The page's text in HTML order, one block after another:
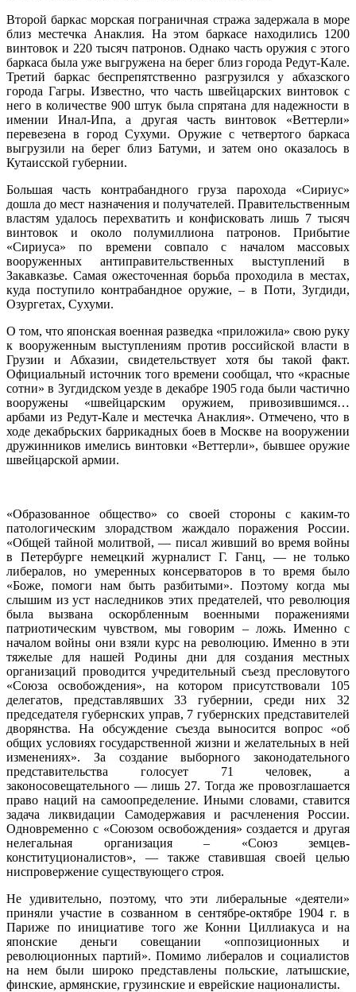
Второй баркас морская пограничная стража задержала в море
близ местечка Анаклия. На этом баркасе находились 1200
винтовок и 220 тысяч патронов. Однако часть оружия с этого
баркаса была уже выгружена на берег близ города Редут-Кале.
Третий баркас беспрепятственно разгрузился у абхазского
города Гагры. Известно, что часть швейцарских винтовок с
него в количестве 900 штук была спрятана для надежности в
имении Инал-Ипа, а другая часть винтовок «Веттерли»
перевезена в город Сухуми. Оружие с четвертого баркаса
выгрузили на берег близ Батуми, и затем оно оказалось в
Кутаисской губернии.
Большая часть контрабандного груза парохода «Сириус»
дошла до мест назначения и получателей. Правительственным
властям удалось перехватить и конфисковать лишь 7 тысяч
винтовок и около полумиллиона патронов. Прибытие
«Сириуса» по времени совпало с началом массовых
вооруженных антиправительственных выступлений в
Закавказье. Самая ожесточенная борьба проходила в местах,
куда поступило контрабандное оружие, – в Поти, Зугдиди,
Озургетах, Сухуми.
О том, что японская военная разведка «приложила» свою руку
к вооруженным выступлениям против российской власти в
Грузии и Абхазии, свидетельствует хотя бы такой факт.
Официальный источник того времени сообщал, что «красные
сотни» в Зугдидском уезде в декабре 1905 года были частично
вооружены «швейцарским оружием, привозившимся…
арбами из Редут-Кале и местечка Анаклия». Отмечено, что в
ходе декабрьских баррикадных боев в Москве на вооружении
дружинников имелись винтовки «Веттерли», бывшее оружие
швейцарской армии.
«Образованное общество» со своей стороны с каким-то
патологическим злорадством жаждало поражения России.
«Общей тайной молитвой, — писал живший во время войны
в Петербурге немецкий журналист Г. Ганц, — не только
либералов, но умеренных консерваторов в то время было
«Боже, помоги нам быть разбитыми». Поэтому когда мы
слышим из уст наследников этих предателей, что революция
была вызвана оскорбленным военными поражениями
патриотическим чувством, мы говорим – ложь. Именно с
началом войны они взяли курс на революцию. Именно в эти
тяжелые для нашей Родины дни для создания местных
организаций проводится учредительный съезд пресловутого
«Союза освобождения», на котором присутствовали 105
делегатов, представлявших 33 губернии, среди них 32
председателя губернских управ, 7 губернских представителей
дворянства. На обсуждение съезда выносится вопрос «об
общих условиях государственной жизни и желательных в ней
изменениях». За создание выборного законодательного
представительства голосует 71 человек, а
законосовещательного — лишь 27. Тогда же провозглашается
право наций на самоопределение. Иными словами, ставится
задача ликвидации Самодержавия и расчленения России.
Одновременно с «Союзом освобождения» создается и другая
нелегальная организация – «Союз земцев-
конституционалистов», — также ставившая своей целью
ниспровержение существующего строя.
Не удивительно, поэтому, что эти либеральные «деятели»
приняли участие в созванном в сентябре-октябре 1904 г. в
Париже по инициативе того же Конни Циллиакуса и на
японские деньги совещании «оппозиционных и
революционных партий». Помимо либералов и социалистов
на нем были широко представлены польские, латышские,
финские, армянские, грузинские и еврейские националисты.